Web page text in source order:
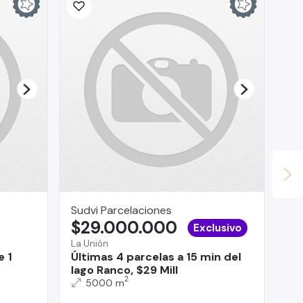
1
Sudvi Parcelaciones
La Unión
Últimas 4 parcelas a 15 min del
lago Ranco, $29 Mill
$29.000.000 Exclusivo
5000 m2